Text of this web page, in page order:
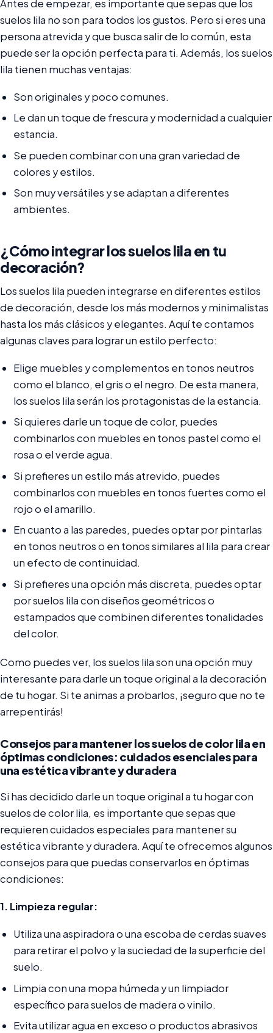
Antes de empezar, es importante que sepas que los
suelos lila no son para todos los gustos. Pero si eres una
persona atrevida y que busca salir de lo común, esta
puede ser la opción perfecta para ti. Además, los suelos
lila tienen muchas ventajas:
Son originales y poco comunes.
Le dan un toque de frescura y modernidad a cualquier
estancia.
Se pueden combinar con una gran variedad de
colores y estilos.
Son muy versátiles y se adaptan a diferentes
ambientes.
¿Cómo integrar los suelos lila en tu
decoración?
Los suelos lila pueden integrarse en diferentes estilos
de decoración, desde los más modernos y minimalistas
hasta los más clásicos y elegantes. Aquí te contamos
algunas claves para lograr un estilo perfecto:
Elige muebles y complementos en tonos neutros
como el blanco, el gris o el negro. De esta manera,
los suelos lila serán los protagonistas de la estancia.
Si quieres darle un toque de color, puedes
combinarlos con muebles en tonos pastel como el
rosa o el verde agua.
Si prefieres un estilo más atrevido, puedes
combinarlos con muebles en tonos fuertes como el
rojo o el amarillo.
En cuanto a las paredes, puedes optar por pintarlas
en tonos neutros o en tonos similares al lila para crear
un efecto de continuidad.
Si prefieres una opción más discreta, puedes optar
por suelos lila con diseños geométricos o
estampados que combinen diferentes tonalidades
del color.
Como puedes ver, los suelos lila son una opción muy
interesante para darle un toque original a la decoración
de tu hogar. Si te animas a probarlos, ¡seguro que no te
arrepentirás!
Consejos para mantener los suelos de color lila en
óptimas condiciones: cuidados esenciales para
una estética vibrante y duradera
Si has decidido darle un toque original a tu hogar con
suelos de color lila, es importante que sepas que
requieren cuidados especiales para mantener su
estética vibrante y duradera. Aquí te ofrecemos algunos
consejos para que puedas conservarlos en óptimas
condiciones:
1. Limpieza regular:
Utiliza una aspiradora o una escoba de cerdas suaves
para retirar el polvo y la suciedad de la superficie del
suelo.
Limpia con una mopa húmeda y un limpiador
específico para suelos de madera o vinilo.
Evita utilizar agua en exceso o productos abrasivos